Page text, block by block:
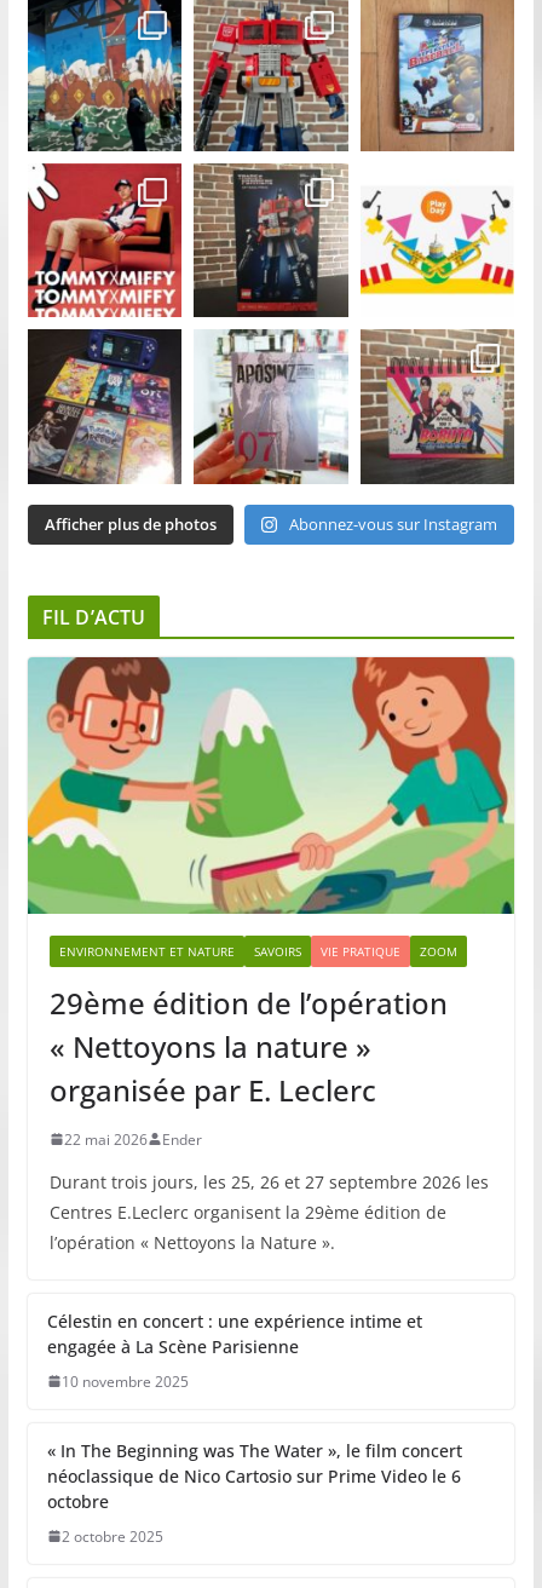
Afficher plus de photos Abonnez-vous sur Instagram
FIL D’ACTU
ENVIRONNEMENT ET NATURE SAVOIRS VIE PRATIQUE ZOOM
29ème édition de l’opération
« Nettoyons la nature »
organisée par E. Leclerc
22 mai 2026 Ender
Durant trois jours, les 25, 26 et 27 septembre 2026 les
Centres E.Leclerc organisent la 29ème édition de
l’opération « Nettoyons la Nature ».
Célestin en concert : une expérience intime et
engagée à La Scène Parisienne
10 novembre 2025
« In The Beginning was The Water », le film concert
néoclassique de Nico Cartosio sur Prime Video le 6
octobre
2 octobre 2025